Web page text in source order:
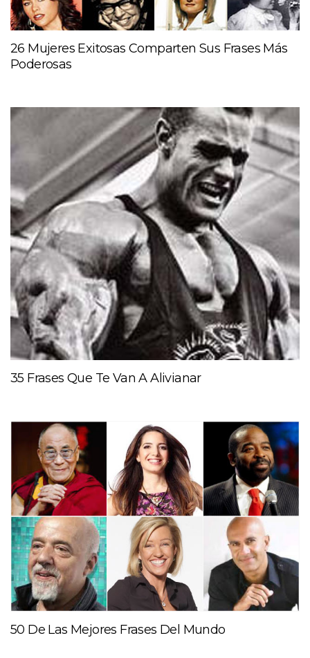
26 Mujeres Exitosas Comparten Sus Frases Más
Poderosas
35 Frases Que Te Van A Alivianar
50 De Las Mejores Frases Del Mundo